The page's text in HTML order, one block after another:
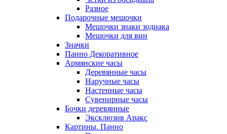
Разное
Подарочные мешочки
Мешочки знаки зодиака
Мешочки для вин
Значки
Панно Декоративное
Армянские часы
Деревянные часы
Наручные часы
Настенные часы
Сувенирные часы
Бочки деревянные
Эксклюзив Аракс
Картины. Панно